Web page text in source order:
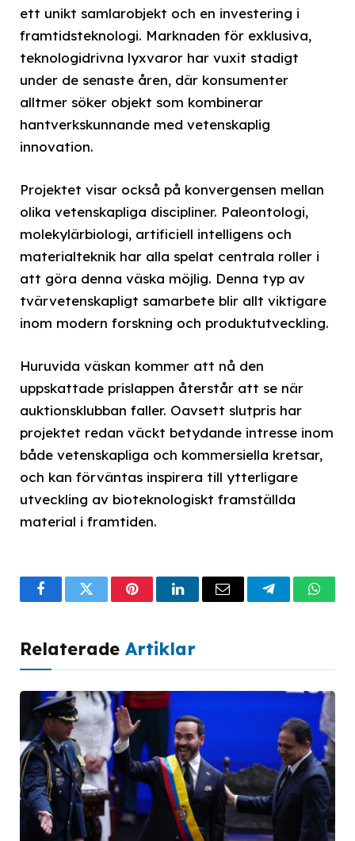
ett unikt samlarobjekt och en investering i
framtidsteknologi. Marknaden för exklusiva,
teknologidrivna lyxvaror har vuxit stadigt
under de senaste åren, där konsumenter
alltmer söker objekt som kombinerar
hantverkskunnande med vetenskaplig
innovation.
Projektet visar också på konvergensen mellan
olika vetenskapliga discipliner. Paleontologi,
molekylärbiologi, artificiell intelligens och
materialteknik har alla spelat centrala roller i
att göra denna väska möjlig. Denna typ av
tvärvetenskapligt samarbete blir allt viktigare
inom modern forskning och produktutveckling.
Huruvida väskan kommer att nå den
uppskattade prislappen återstår att se när
auktionsklubban faller. Oavsett slutpris har
projektet redan väckt betydande intresse inom
både vetenskapliga och kommersiella kretsar,
och kan förväntas inspirera till ytterligare
utveckling av bioteknologiskt framställda
material i framtiden.
FacebookTwitterPinterestLinkedInEmail Telegram
Relaterade Artiklar